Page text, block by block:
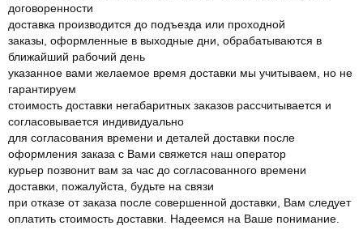
договоренности
доставка производится до подъезда или проходной
заказы, оформленные в выходные дни, обрабатываются в
ближайший рабочий день
указанное вами желаемое время доставки мы учитываем, но не
гарантируем
стоимость доставки негабаритных заказов рассчитывается и
согласовывается индивидуально
для согласования времени и деталей доставки после
оформления заказа с Вами свяжется наш оператор
курьер позвонит вам за час до согласованного времени
доставки, пожалуйста, будьте на связи
при отказе от заказа после совершенной доставки, Вам следует
оплатить стоимость доставки. Надеемся на Ваше понимание.